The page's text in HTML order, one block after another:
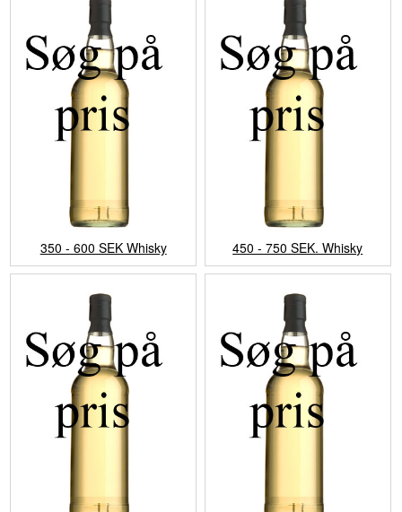
350 - 600 SEK Whisky 450 - 750 SEK. Whisky